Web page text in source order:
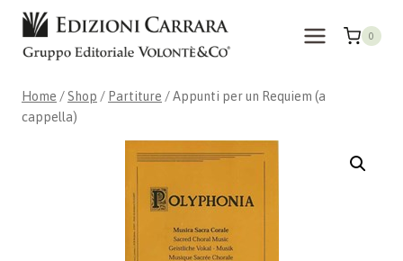
Skip
content
0
Home / Shop / Partiture /Appunti per un Requiem (a
cappella)